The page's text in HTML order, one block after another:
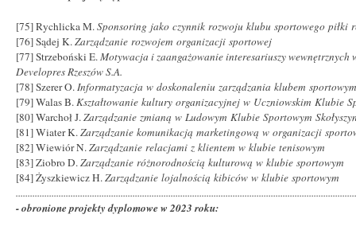
[75] Rychlicka M. Sponsoring jako czynnik rozwoju klubu sportowego piłki
[76] Sądej K. Zarządzanie rozwojem organizacji sportowej
[77] Strzeboński E. Motywacja i zaangażowanie interesariuszy
Developres Rzeszów S.A.
[78] Szerer O. Informatyzacja w doskonaleniu zarządzania klubem sportowym
[79] Walas B. Kształtowanie kultury organizacyjnej w Uczniowskim Klubie
[80] Warchoł J. Zarządzanie zmianą w Ludowym Klubie Sportowym
[81] Wiater K. Zarządzanie komunikacją marketingową w organizacji
[82] Wiewiór N. Zarządzanie relacjami z klientem w klubie tenisowym
[83] Ziobro D. Zarządzanie różnorodnością kulturową w klubie sportowym
[84] Żyszkiewicz H. Zarządzanie lojalnością kibiców w klubie sportowym
- obronione projekty dyplomowe w 2023 roku: